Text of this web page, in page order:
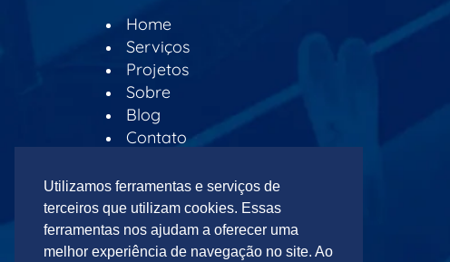
Home
Serviços
Projetos
Sobre
Blog
Contato
Horario de atendimento:
De Segunda à Sexta
das 08:00 às 18:00
Utilizamos ferramentas e serviços de
terceiros que utilizam cookies. Essas
ferramentas nos ajudam a oferecer uma
melhor experiência de navegação no site. Ao